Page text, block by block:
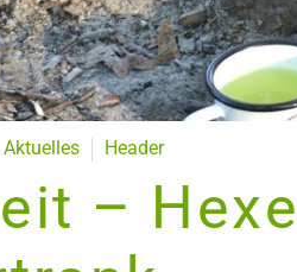
Aktuelles Header
–